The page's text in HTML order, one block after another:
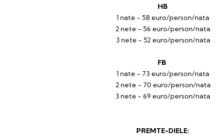
HB
1 nate - 58 euro/person/nata
2 nete - 56 euro/person/nata
3 nete - 52 euro/person/nata
FB
1 nate - 73 euro/person/nata
2 nete - 70 euro/person/nata
3 nete - 69 euro/person/nata
PREMTE-DIELE: